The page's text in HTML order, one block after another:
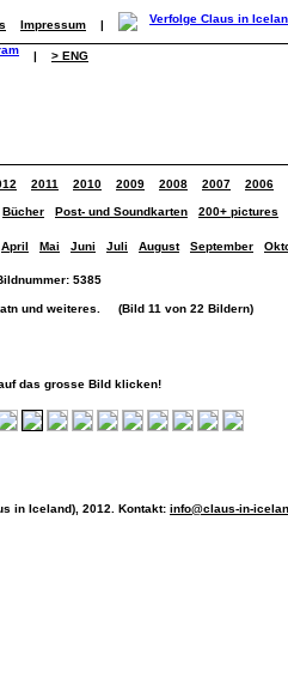
Impressum |
| > ENG
2011 2010 2009 2008 2007 2006
Bücher Post- und Soundkarten 200+ pictures
April Mai Juni Juli August September
5385
und weiteres. (Bild 11 von 22 Bildern)
das grosse Bild klicken!
in Iceland), 2012. Kontakt: info@claus-in-